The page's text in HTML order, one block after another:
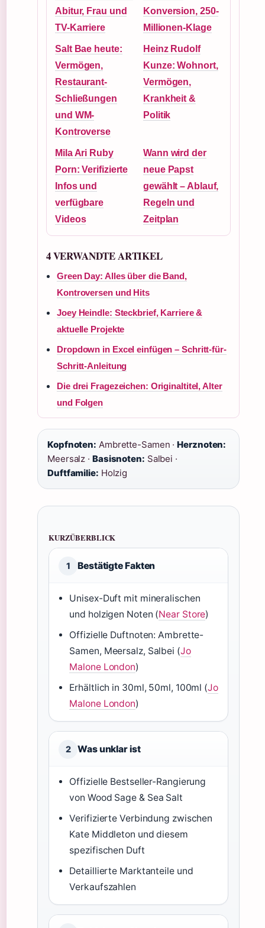
Abitur, Frau und
TV-Karriere
Konversion, 250-
Millionen-Klage
Salt Bae heute:
Vermögen,
Restaurant-
Schließungen
und WM-
Kontroverse
Heinz Rudolf
Kunze: Wohnort,
Vermögen,
Krankheit &
Politik
Mila Ari Ruby
Porn: Verifizierte
Infos und
verfügbare
Videos
Wann wird der
neue Papst
gewählt – Ablauf,
Regeln und
Zeitplan
4 VERWANDTE ARTIKEL
Green Day: Alles über die Band,
Kontroversen und Hits
Joey Heindle: Steckbrief, Karriere &
aktuelle Projekte
Dropdown in Excel einfügen – Schritt-für-
Schritt-Anleitung
Die drei Fragezeichen: Originaltitel, Alter
und Folgen
Kopfnoten: Ambrette-Samen ·Herznoten:
Meersalz · Basisnoten: Salbei ·
Duftfamilie: Holzig
KURZÜBERBLICK
1 Bestätigte Fakten
Unisex-Duft mit mineralischen
und holzigen Noten (Near Store)
Offizielle Duftnoten: Ambrette-
Samen, Meersalz, Salbei (Jo
Malone London)
Erhältlich in 30ml, 50ml, 100ml (Jo
Malone London)
2 Was unklar ist
Offizielle Bestseller-Rangierung
von Wood Sage & Sea Salt
Verifizierte Verbindung zwischen
Kate Middleton und diesem
spezifischen Duft
Detaillierte Marktanteile und
Verkaufszahlen